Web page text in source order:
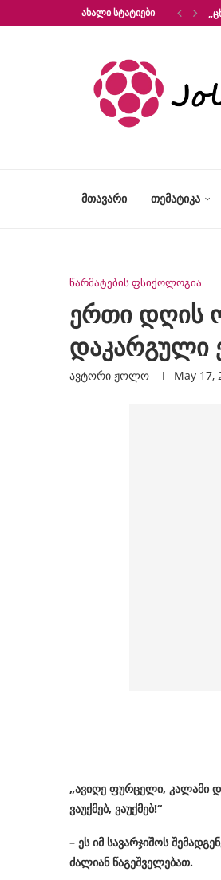
ᲐᲮᲐᲚᲘ ᲡᲢᲐᲢᲘᲔᲑᲘ
ᲛᲗᲐᲕᲐᲠᲘ ᲗᲔᲛᲐᲢᲘᲙᲐ
წარმატების ფსიქოლოგია
ერთი დღის
დაკარგული
ავტორი Ჟოლო May 17,
„ავიღე ფურცელი, კალამი
ვაუქმებ, ვაუქმებ!“
– ეს იმ სავარჯიშოს
ძალიან წაგეშველებათ.